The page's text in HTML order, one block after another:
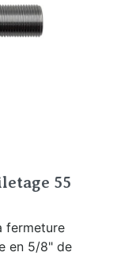
55
fermeture
en 5/8" de